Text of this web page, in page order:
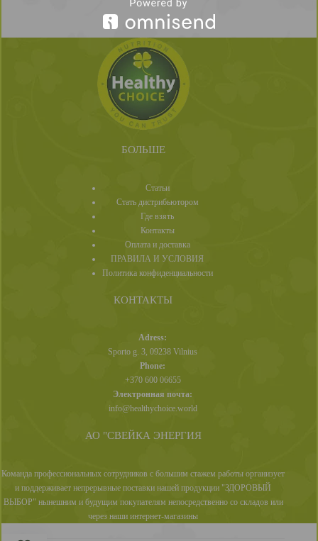
БОЛЬШЕ
Статьи
Стать дистрибьютором
Где взять
Контакты
Оплата и доставка
ПРАВИЛА И УСЛОВИЯ
Политика конфиденциальности
КОНТАКТЫ
Adress:
Sporto g. 3, 09238 Vilnius
Phone:
+370 600 06655
Электронная почта:
info@healthychoice.world
АО "СВЕЙКА ЭНЕРГИЯ
Команда профессиональных сотрудников с большим стажем работы организует
и поддерживает непрерывные поставки нашей продукции "ЗДОРОВЫЙ
ВЫБОР" нынешним и будущим покупателям непосредственно со складов или
через наши интернет-магазины